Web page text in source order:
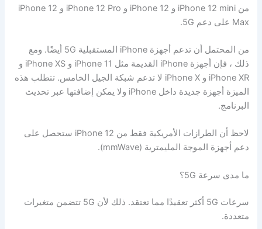
من iPhone 12 mini و iPhone 12 و iPhone 12 Pro و iPhone 12
Max على دعم 5G.
من المحتمل أن تدعم أجهزة iPhone المستقبلية 5G أيضًا. ومع
ذلك ، فإن أجهزة iPhone القديمة مثل iPhone 11 و iPhone XS و
iPhone XR و iPhone X لا تدعم شبكة الجيل الخامس. تتطلب هذه
الميزة أجهزة جديدة داخل iPhone ولا يمكن إضافتها عبر تحديث
البرنامج.
لاحظ أن الطرازات الأمريكية فقط من iPhone 12 ستحصل على
دعم أجهزة الموجة المليمترية (mmWave).
ما مدى سرعة 5G؟
سرعات 5G أكثر تعقيدًا مما تعتقد. ذلك لأن 5G تتضمن متغيرات
متعددة.